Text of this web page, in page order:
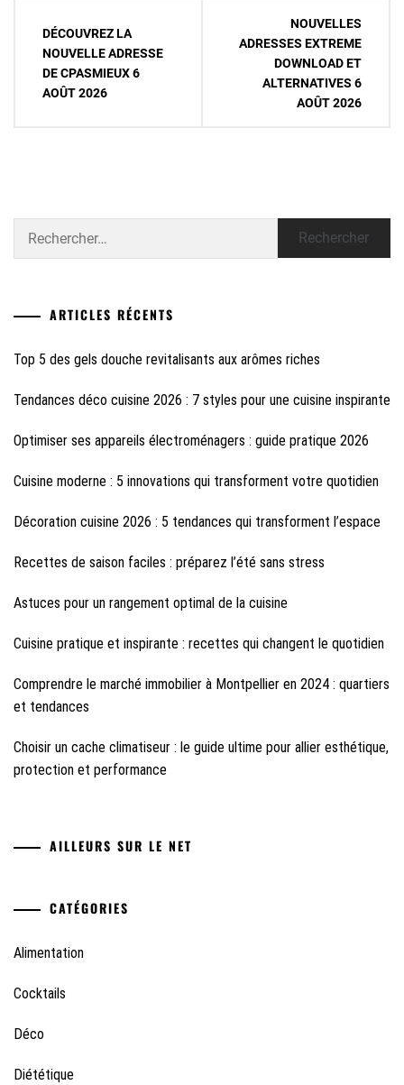
l’article
DÉCOUVREZ LA
NOUVELLE ADRESSE
DE CPASMIEUX 6
AOÛT 2026
NOUVELLES
ADRESSES EXTREME
DOWNLOAD ET
ALTERNATIVES 6
AOÛT 2026
ARTICLES RÉCENTS
Top 5 des gels douche revitalisants aux arômes riches
Tendances déco cuisine 2026 : 7 styles pour une cuisine inspirante
Optimiser ses appareils électroménagers : guide pratique 2026
Cuisine moderne : 5 innovations qui transforment votre quotidien
Décoration cuisine 2026 : 5 tendances qui transforment l’espace
Recettes de saison faciles : préparez l’été sans stress
Astuces pour un rangement optimal de la cuisine
Cuisine pratique et inspirante : recettes qui changent le quotidien
Comprendre le marché immobilier à Montpellier en 2024 : quartiers
et tendances
Choisir un cache climatiseur : le guide ultime pour allier esthétique,
protection et performance
AILLEURS SUR LE NET
CATÉGORIES
Alimentation
Cocktails
Déco
Diététique